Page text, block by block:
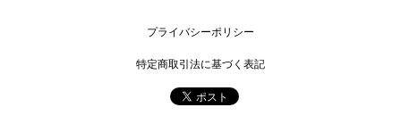
プライバシーポリシー
特定商取引法に基づく表記